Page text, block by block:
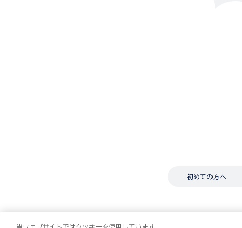
初めての方へ